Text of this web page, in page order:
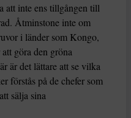
att inte ens tillgången till
Åtminstone inte om
i länder som Kongo,
göra den gröna
är det lättare att se vilka
förstås på de chefer som
sälja sina